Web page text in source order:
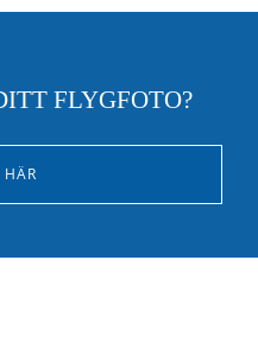
FLYGFOTO?
HÄR